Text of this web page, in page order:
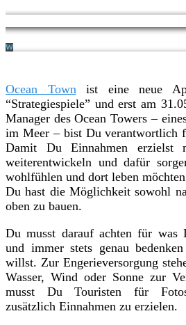
Ocean Town ist eine neue
“Strategiespiele” und erst am
Manager des Ocean Towers –
im Meer – bist Du verantwortlich
Damit Du Einnahmen erzielst
weiterentwickeln und dafür
wohlfühlen und dort leben
Du hast die Möglichkeit sowohl
oben zu bauen.
Du musst darauf achten für was
und immer stets genau
willst. Zur Engerieversorgung
Wasser, Wind oder Sonne zur
musst Du Touristen für
zusätzlich Einnahmen zu erzielen.